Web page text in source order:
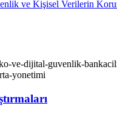
ve Kişisel Verilerin
ve-dijital-guvenlik-
yonetimi